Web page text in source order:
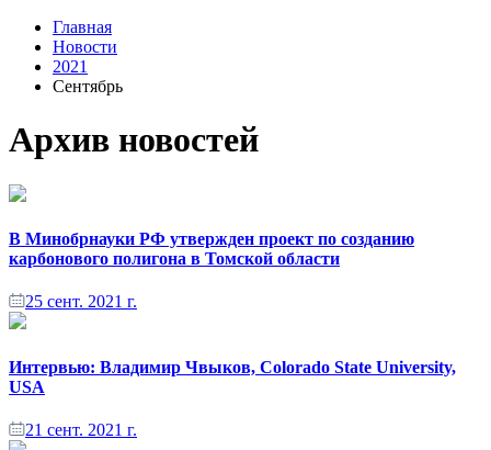
Главная
Новости
2021
Сентябрь
Архив новостей
В Минобрнауки РФ утвержден проект по созданию
карбонового полигона в Томской области
25 сент. 2021 г.
Интервью: Владимир Чвыков, Colorado State University,
USA
21 сент. 2021 г.